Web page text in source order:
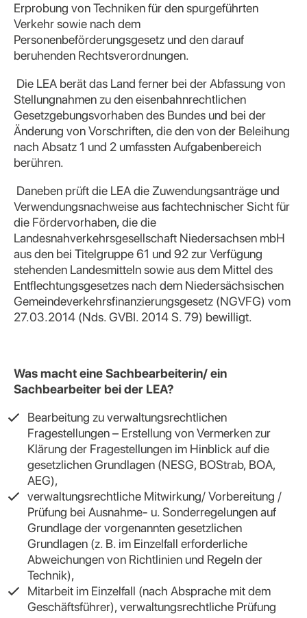
Erprobung von Techniken für den spurgeführten
Verkehr sowie nach dem
Personenbeförderungsgesetz und den darauf
beruhenden Rechtsverordnungen.
Die LEA berät das Land ferner bei der Abfassung von
Stellungnahmen zu den eisenbahnrechtlichen
Gesetzgebungsvorhaben des Bundes und bei der
Änderung von Vorschriften, die den von der Beleihung
nach Absatz 1 und 2 umfassten Aufgabenbereich
berühren.
Daneben prüft die LEA die Zuwendungsanträge und
Verwendungsnachweise aus fachtechnischer Sicht für
die Fördervorhaben, die die
Landesnahverkehrsgesellschaft Niedersachsen mbH
aus den bei Titelgruppe 61 und 92 zur Verfügung
stehenden Landesmitteln sowie aus dem Mittel des
Entflechtungsgesetzes nach dem Niedersächsischen
Gemeindeverkehrsfinanzierungsgesetz (NGVFG) vom
27.03.2014 (Nds. GVBI. 2014 S. 79) bewilligt.
Was macht eine Sachbearbeiterin/ ein
Sachbearbeiter bei der LEA?
Bearbeitung zu verwaltungsrechtlichen
Fragestellungen – Erstellung von Vermerken zur
Klärung der Fragestellungen im Hinblick auf die
gesetzlichen Grundlagen (NESG, BOStrab, BOA,
AEG),
verwaltungsrechtliche Mitwirkung/ Vorbereitung /
Prüfung bei Ausnahme- u. Sonderregelungen auf
Grundlage der vorgenannten gesetzlichen
Grundlagen (z. B. im Einzelfall erforderliche
Abweichungen von Richtlinien und Regeln der
Technik),
Mitarbeit im Einzelfall (nach Absprache mit dem
Geschäftsführer), verwaltungsrechtliche Prüfung